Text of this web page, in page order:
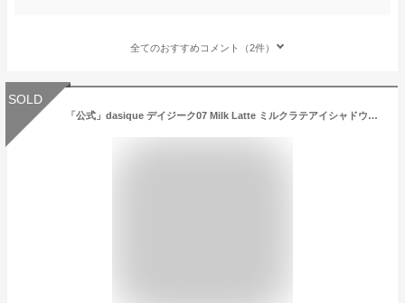
全てのおすすめコメント（2件）
SOLD
「公式」dasique デイジーク07 Milk Latte ミルクラテアイシャドウパレット